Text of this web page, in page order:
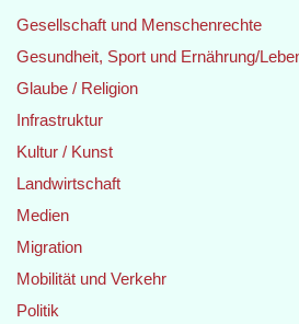
Gesellschaft und Menschenrechte
Gesundheit, Sport und Ernährung/
Glaube / Religion
Infrastruktur
Kultur / Kunst
Landwirtschaft
Medien
Migration
Mobilität und Verkehr
Politik